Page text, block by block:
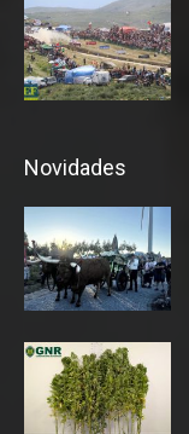
Novidades